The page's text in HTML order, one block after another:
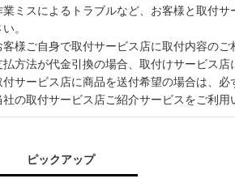
業ミスによるトラブルなど、お客様と取付
。
客様ご自身で取付サービス店に取付内容の
払方法が代金引換の場合、取付けサービス店
付サービス店に商品を送付希望の場合は、
社の取付サービス店ご紹介サービスをご利
ピックアップ